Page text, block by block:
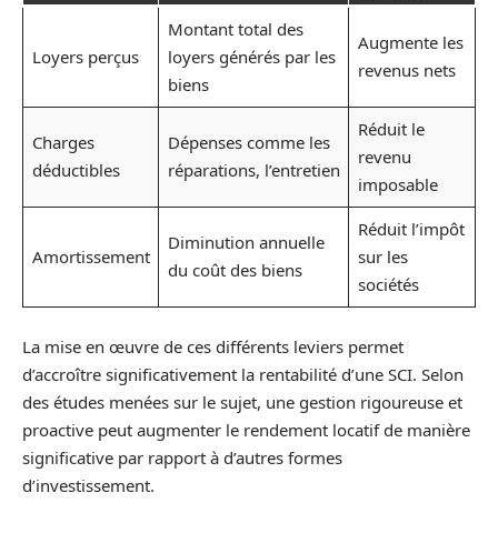
Loyers perçus
Montant total des
loyers générés par les
biens
Augmente les
revenus nets
Charges
déductibles
Dépenses comme les
réparations, l’entretien
Réduit le
revenu
imposable
Amortissement
Diminution annuelle
du coût des biens
Réduit l’impôt
sur les
sociétés
La mise en œuvre de ces différents leviers permet
d’accroître significativement la rentabilité d’une SCI. Selon
des études menées sur le sujet, une gestion rigoureuse et
proactive peut augmenter le rendement locatif de manière
significative par rapport à d’autres formes
d’investissement.